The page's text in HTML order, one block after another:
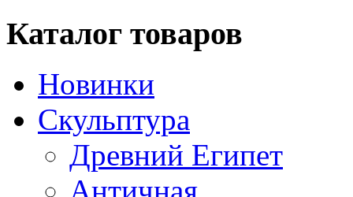
Каталог товаров
Новинки
Скульптура
Древний Египет